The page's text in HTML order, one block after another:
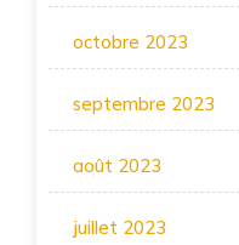
octobre 2023
septembre 2023
août 2023
juillet 2023